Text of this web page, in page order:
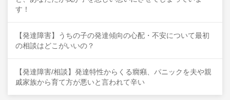
す！
【発達障害】うちの子の発達傾向の心配・不安について最初
の相談はどこがいいの？
【発達障害/相談】発達特性からくる癇癪、パニックを夫や親
戚家族から育て方が悪いと言われて辛い